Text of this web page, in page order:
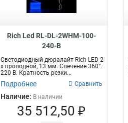
Rich Led RL-DL-2WHM-100-
240-B
Светодиодный дюралайт Rich LED 2-
х проводной, 13 мм. Свечение 360°.
220 В. Кратность резки...
Подробнее Сравнить
Наличие: В наличии
35 512,50 ₽